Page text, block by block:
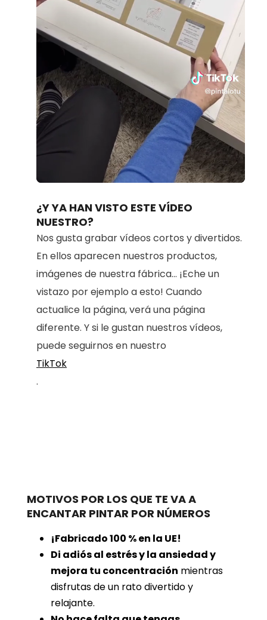
Loaded:
70.98%
¿Y YA HAN VISTO ESTE VÍDEO
NUESTRO?
Nos gusta grabar vídeos cortos y divertidos.
En ellos aparecen nuestros productos,
imágenes de nuestra fábrica... ¡Eche un
vistazo por ejemplo a esto! Cuando
actualice la página, verá una página
diferente. Y si le gustan nuestros vídeos,
puede seguirnos en nuestro
TikTok
.
MOTIVOS POR LOS QUE TE VA A
ENCANTAR PINTAR POR NÚMEROS
¡Fabricado 100 % en la UE!
Di adiós al estrés y la ansiedad y
mejora tu concentración mientras
disfrutas de un rato divertido y
relajante.